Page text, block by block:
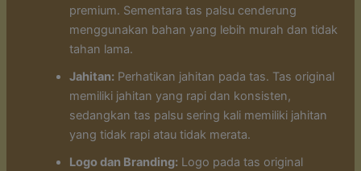
premium. Sementara tas palsu cenderung
menggunakan bahan yang lebih murah dan tidak
tahan lama.
Jahitan: Perhatikan jahitan pada tas. Tas original
memiliki jahitan yang rapi dan konsisten,
sedangkan tas palsu sering kali memiliki jahitan
yang tidak rapi atau tidak merata.
Logo dan Branding: Logo pada tas original